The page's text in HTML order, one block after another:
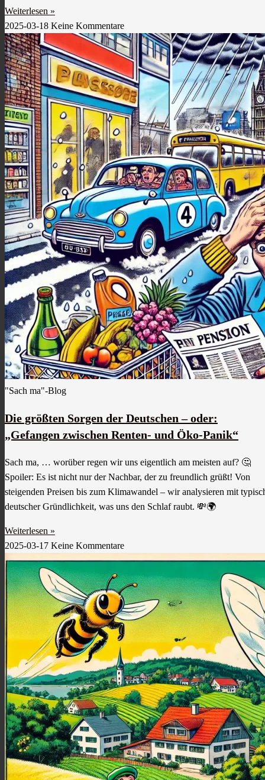
Weiterlesen »
2025-03-18 Keine Kommentare
"Sach ma"-Blog
Die größten Sorgen der Deutschen – oder:
„Gefangen zwischen Renten- und Öko-Panik“
Sach ma, … worüber regen wir uns eigentlich am meisten auf? 🤔
Spoiler: Es ist nicht nur der Nachbar, der zu freundlich grüßt! Von
steigenden Preisen bis zum Klimawandel – wir analysieren mit
deutscher Gründlichkeit, was uns den Schlaf raubt. 💸🌍
Weiterlesen »
2025-03-17 Keine Kommentare